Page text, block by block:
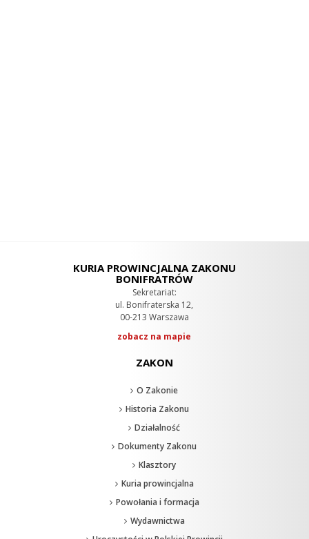
KURIA PROWINCJALNA ZAKONU
BONIFRATRÓW
Sekretariat:
ul. Bonifraterska 12,
00-213 Warszawa
zobacz na mapie
ZAKON
O Zakonie
Historia Zakonu
Działalność
Dokumenty Zakonu
Klasztory
Kuria prowincjalna
Powołania i formacja
Wydawnictwa